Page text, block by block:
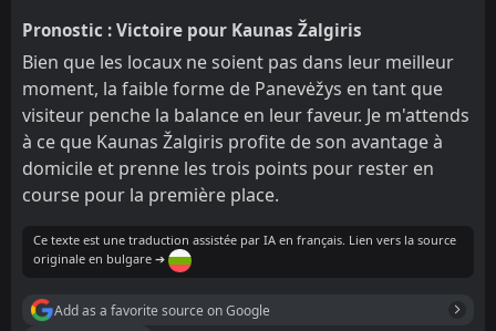
Pronostic : Victoire pour Kaunas Žalgiris
Bien que les locaux ne soient pas dans leur meilleur
moment, la faible forme de Panevėžys en tant que
visiteur penche la balance en leur faveur. Je m'attends
à ce que Kaunas Žalgiris profite de son avantage à
domicile et prenne les trois points pour rester en
course pour la première place.
Ce texte est une traduction assistée par IA en français. Lien vers la source
originale en bulgare ➔
Add as a favorite source on Google